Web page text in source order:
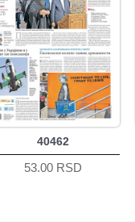
40462
53.00 RSD